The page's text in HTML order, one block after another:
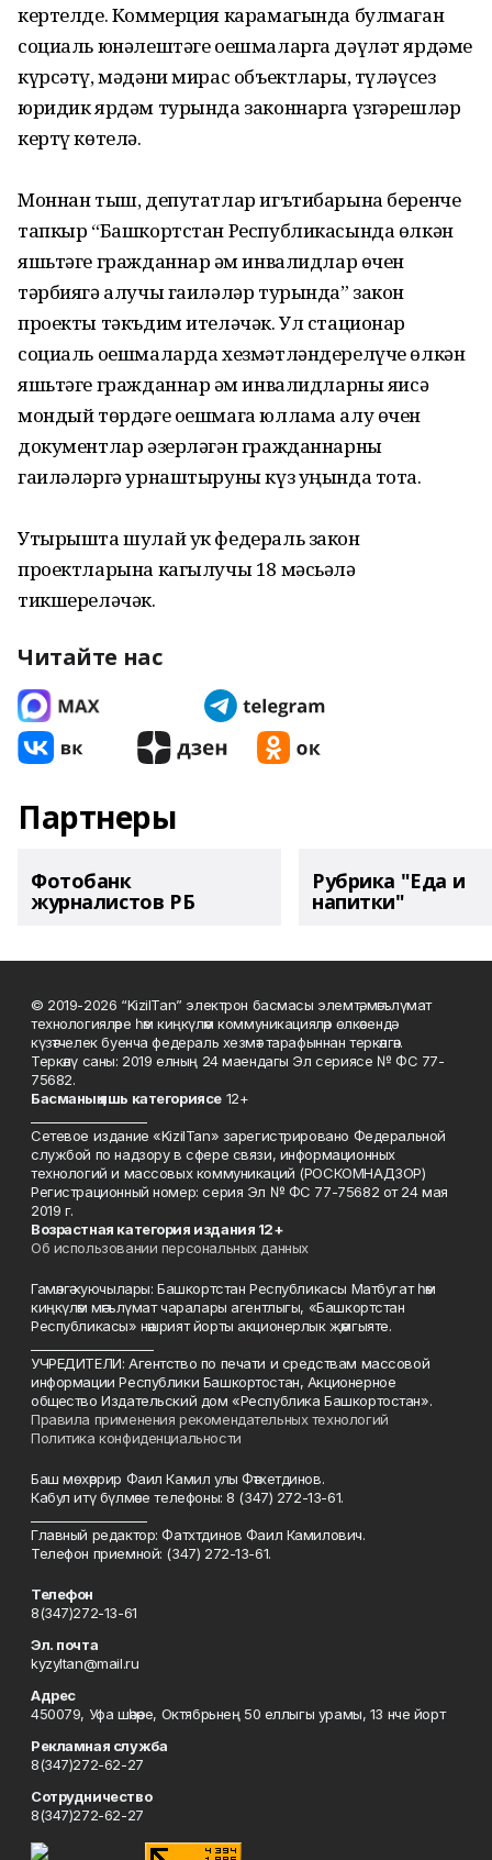
кертелде. Коммерция карамагында булмаган
социаль юнәлештәге оешмаларга дәүләт ярдәме
күрсәтү, мәдәни мирас объектлары, түләүсез
юридик ярдәм турында законнарга үзгәрешләр
кертү көтелә.
Моннан тыш, депутатлар игътибарына беренче
тапкыр “Башкортстан Республикасында өлкән
яшьтәге гражданнар һәм инвалидлар өчен
тәрбиягә алучы гаиләләр турында” закон
проекты тәкъдим ителәчәк. Ул стационар
социаль оешмаларда хезмәтләндерелүче өлкән
яшьтәге гражданнар һәм инвалидларны яисә
мондый төрдәге оешмага юллама алу өчен
документлар әзерләгән гражданнарны
гаиләләргә урнаштыруны күз уңында тота.
Утырышта шулай ук федераль закон
проектларына кагылучы 18 мәсьәлә
тикшереләчәк.
Читайте нас
Партнеры
Фотобанк
журналистов РБ
Рубрика "Еда и
напитки"
© 2019-2026 “KizilTan” электрон басмасы элемтә, мәгълүмат
технологияләре һәм киңкүләм коммуникацияләр өлкәсендә
күзәтчелек буенча федераль хезмәт тарафыннан теркәлгән.
Теркәлү саны: 2019 елның 24 маендагы Эл сериясе № ФС 77-
75682.
Басманың яшь категориясе12+
Сетевое издание «KizilTan» зарегистрировано Федеральной
службой по надзору в сфере связи, информационных
технологий и массовых коммуникаций (РОСКОМНАДЗОР)
Регистрационный номер: серия Эл № ФС 77-75682 от 24 мая
2019 г.
Возрастная категория издания 12+
Об использовании персональных данных
Гамәлгә куючылары: Башкортстан Республикасы Матбугат һәм
киңкүләм мәгълүмат чаралары агентлыгы, «Башкортстан
Республикасы» нәшрият йорты акционерлык җәмгыяте.
УЧРЕДИТЕЛИ: Агентство по печати и средствам массовой
информации Республики Башкортостан, Акционерное
общество Издательский дом «Республика Башкортостан».
Правила применения рекомендательных технологий
Политика конфиденциальности
Баш мөхәррир Фаил Камил улы Фәтхетдинов.
Кабул итү бүлмәсе телефоны: 8 (347) 272-13-61.
Главный редактор: Фатхтдинов Фаил Камилович.
Телефон приемной: (347) 272-13-61.
Телефон
8(347)272-13-61
Эл. почта
kyzyltan@mail.ru
Адрес
450079, Уфа шәһәре, Октябрьнең 50 еллыгы урамы, 13 нче йорт
Рекламная служба
8(347)272-62-27
Сотрудничество
8(347)272-62-27